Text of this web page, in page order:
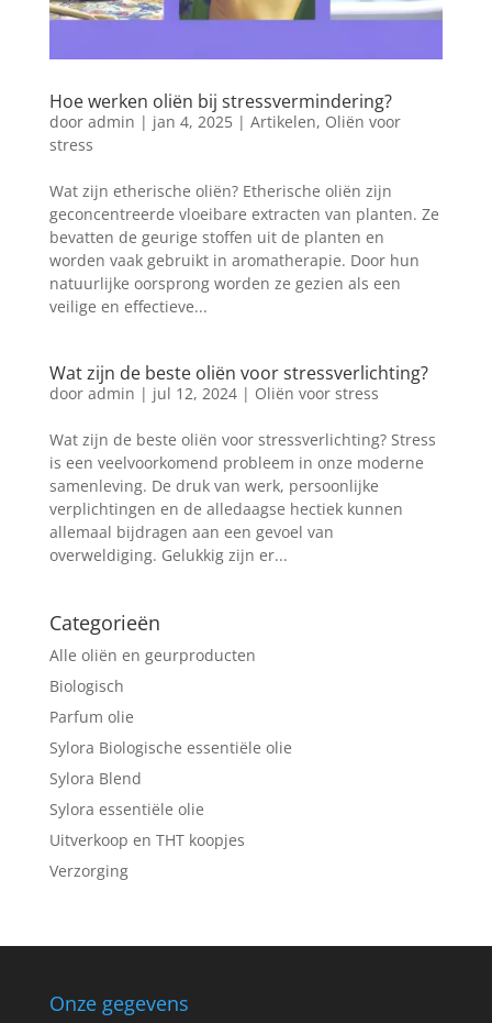
Hoe werken oliën bij stressvermindering?
door admin | jan 4, 2025| Artikelen, Oliën voor
stress
Wat zijn etherische oliën? Etherische oliën zijn
geconcentreerde vloeibare extracten van planten. Ze
bevatten de geurige stoffen uit de planten en
worden vaak gebruikt in aromatherapie. Door hun
natuurlijke oorsprong worden ze gezien als een
veilige en effectieve...
Wat zijn de beste oliën voor stressverlichting?
door admin | jul 12, 2024| Oliën voor stress
Wat zijn de beste oliën voor stressverlichting? Stress
is een veelvoorkomend probleem in onze moderne
samenleving. De druk van werk, persoonlijke
verplichtingen en de alledaagse hectiek kunnen
allemaal bijdragen aan een gevoel van
overweldiging. Gelukkig zijn er...
Categorieën
Alle oliën en geurproducten
Biologisch
Parfum olie
Sylora Biologische essentiële olie
Sylora Blend
Sylora essentiële olie
Uitverkoop en THT koopjes
Verzorging
Onze gegevens